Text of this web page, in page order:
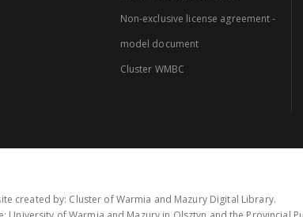
Non-exclusive license agreement -
model document
Cluster WMBC
created by: Cluster of Warmia and Mazury Digital Library.